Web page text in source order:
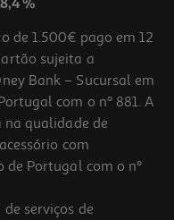
%
de 1.500€ pago em 12
sujeita a
Bank – Sucursal em
com o nº 881. A
na qualidade de
com
de Portugal com o nº
serviços de